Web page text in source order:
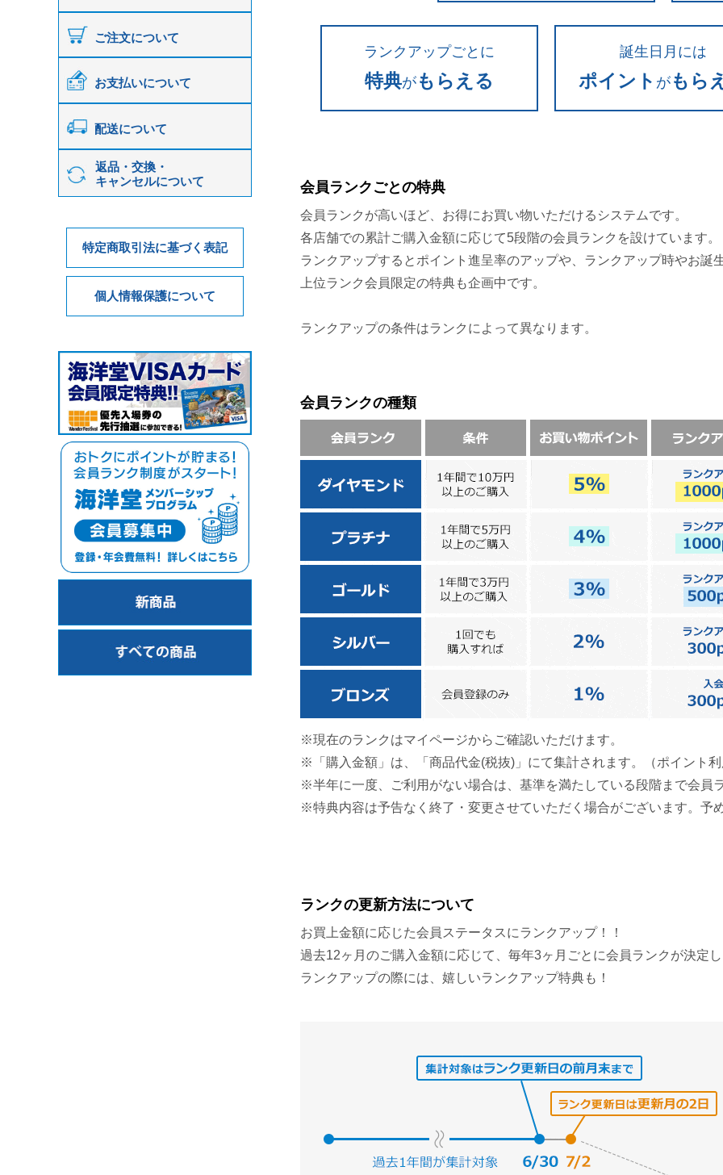
ご注文について
お支払いについて
配送について
返品・交換・
キャンセルについて
特定商取引法に基づく表記
個人情報保護について
ランクアップごとに
特典が もらえる
誕生日月には
ポイント が もら
会員ランクごとの特典
会員ランクが高いほど、お得にお買い物いただけるシステムです。
各店舗での累計ご購入金額に応じて5段階の会員ランクを設けています。
ランクアップするとポイント進呈率のアップや、ランクアップ時やお誕
上位ランク会員限定の特典も企画中です。
ランクアップの条件はランクによって異なります。
会員ランクの種類
※現在のランクはマイページからご確認いただけます。
※「購入金額」は、「商品代金(税抜)」にて集計されます。（ポイント
※半年に一度、ご利用がない場合は、基準を満たしている段階まで会員
※特典内容は予告なく終了・変更させていただく場合がございます。予
ランクの更新方法について
お買上金額に応じた会員ステータスにランクアップ！！
過去12ヶ月のご購入金額に応じて、毎年3ヶ月ごとに会員ランクが決定
ランクアップの際には、嬉しいランクアップ特典も！